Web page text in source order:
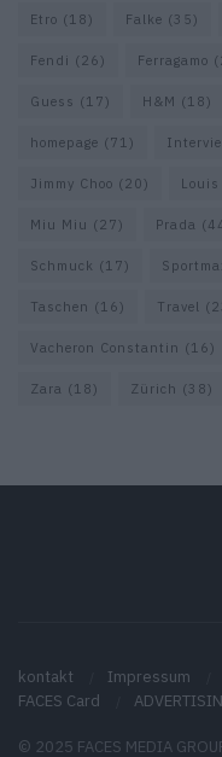
Etro (18) Falke (35)
Fendi (26) Ferragamo
Guess (17) H&M (18)
homepage (71)
Jimmy Choo (20)
Miu Miu (27) Prada
Schmuck (17)
Taschen (16) Travel
Vacheron Constantin (16)
Zara (18) Zürich (38)
kontakt Impressum
FACES Card
© 2025 FACES MEDIA